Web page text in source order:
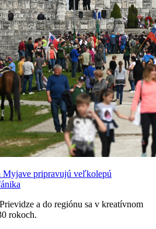
Myjave pripravujú veľkolepú
a do regiónu sa v kreatívnom
rokoch.